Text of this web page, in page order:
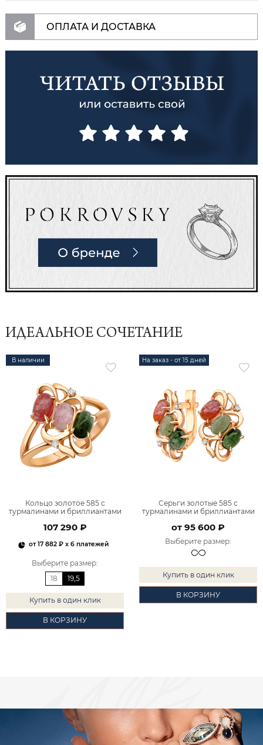
ОПЛАТА И ДОСТАВКА
ИДЕАЛЬНОЕ СОЧЕТАНИЕ
В наличии
Кольцо золотое 585 с
турмалинами и бриллиантами
107 290 ₽
от17 882 ₽x 6 платежей
Выберите размер:
18
19,5
Купить в один клик
В КОРЗИНУ
На заказ - от 15 дней
Серьги золотые 585 с
турмалинами и бриллиантами
от 95 600 ₽
Выберите размер:
Купить в один клик
В КОРЗИНУ